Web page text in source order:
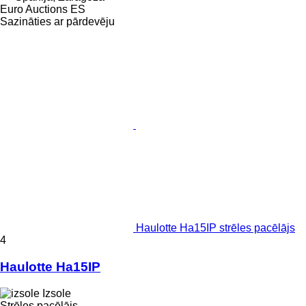
Euro Auctions ES
Sazināties ar pārdevēju
Haulotte Ha15IP strēles pacēlājs
4
Haulotte Ha15IP
Izsole